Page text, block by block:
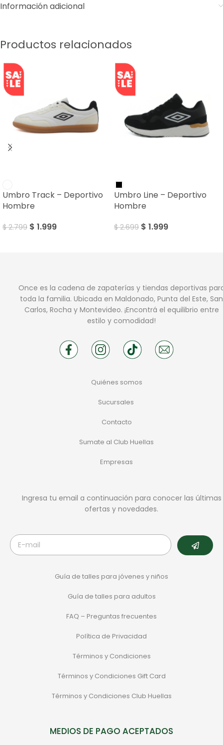
Información adicional
Productos relacionados
Umbro Track – Deportivo
Hombre
$2.799 $ 1.999
Umbro Line – Deportivo
Hombre
$2.699 $ 1.999
Once es la cadena de zapaterías y tiendas deportivas
toda la familia. Ubicada en Maldonado, Punta del Este, San
Carlos, Rocha y Montevideo. ¡Encontrá el equilibrio entre
estilo y comodidad!
Quiénes somos
Sucursales
Contacto
Sumate al Club Huellas
Empresas
Ingresa tu email a continuación para conocer las últimas
ofertas y novedades.
Guía de talles para jóvenes y niños
Guía de talles para adultos
FAQ – Preguntas frecuentes
Política de Privacidad
Términos y Condiciones
Términos y Condiciones Gift Card
Términos y Condiciones Club Huellas
MEDIOS DE PAGO ACEPTADOS